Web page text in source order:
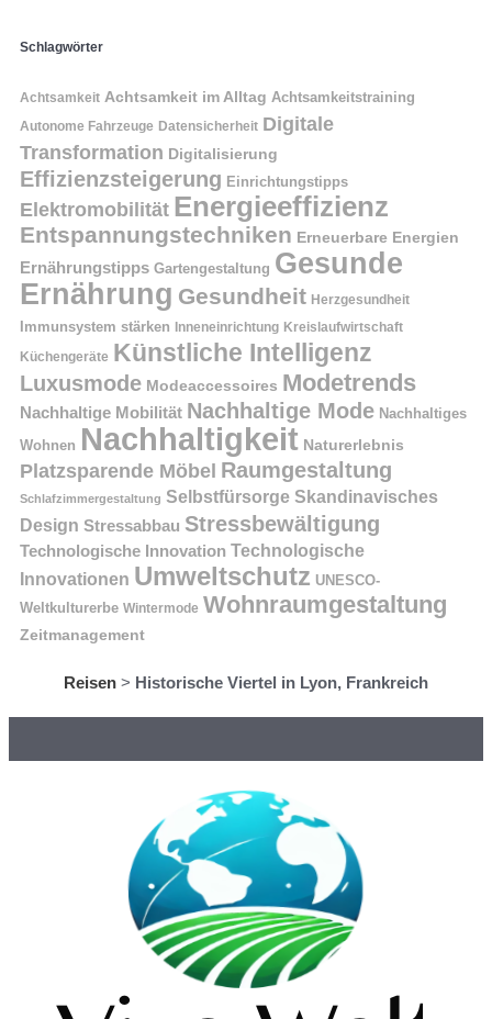
Schlagwörter
Achtsamkeit Achtsamkeit im Alltag Achtsamkeitstraining
Autonome Fahrzeuge Datensicherheit Digitale
Transformation Digitalisierung
Effizienzsteigerung Einrichtungstipps
Elektromobilität Energieeffizienz
Entspannungstechniken Erneuerbare Energien
Ernährungstipps Gartengestaltung Gesunde
Ernährung Gesundheit Herzgesundheit
Immunsystem stärken Inneneinrichtung Kreislaufwirtschaft
Küchengeräte Künstliche Intelligenz
Luxusmode Modeaccessoires Modetrends
Nachhaltige Mobilität Nachhaltige Mode Nachhaltiges
Wohnen Nachhaltigkeit Naturerlebnis
Platzsparende Möbel Raumgestaltung
Schlafzimmergestaltung Selbstfürsorge Skandinavisches
Design Stressabbau Stressbewältigung
Technologische Innovation Technologische
Innovationen Umweltschutz UNESCO-
Weltkulturerbe Wintermode Wohnraumgestaltung
Zeitmanagement
Reisen > Historische Viertel in Lyon, Frankreich